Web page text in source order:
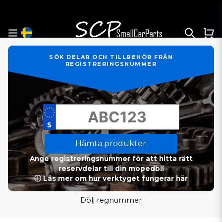
SÖK DELAR OCH TILLBEHÖR FRÅN
REGISTRERINGSNUMMER
Hämta produkter
Ange registreringsnummer för att hitta rätt
reservdelar till din mopedbil
ⓘ Läs mer om hur verktyget fungerar här
Dölj regnummer